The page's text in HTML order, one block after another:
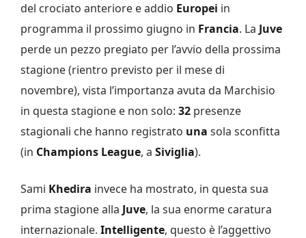
del crociato anteriore e addio Europei in
programma il prossimo giugno in Francia. La Juve
perde un pezzo pregiato per l’avvio della prossima
stagione (rientro previsto per il mese di
novembre), vista l’importanza avuta da Marchisio
in questa stagione e non solo: 32 presenze
stagionali che hanno registrato una sola sconfitta
(in Champions League, a Siviglia).
Sami Khedira invece ha mostrato, in questa sua
prima stagione alla Juve, la sua enorme caratura
internazionale. Intelligente, questo è l’aggettivo